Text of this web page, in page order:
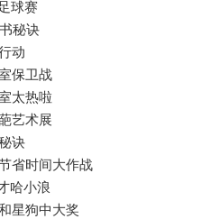
球赛
秘诀
动
保卫战
太热啦
艺术展
诀
省时间大作战
哈小浪
星狗中大奖